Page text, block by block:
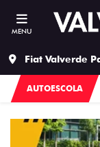
MENU
Fiat Valverde
AUTOESCOLA